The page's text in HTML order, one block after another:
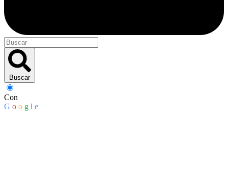
Buscar
Con
G o o g l e